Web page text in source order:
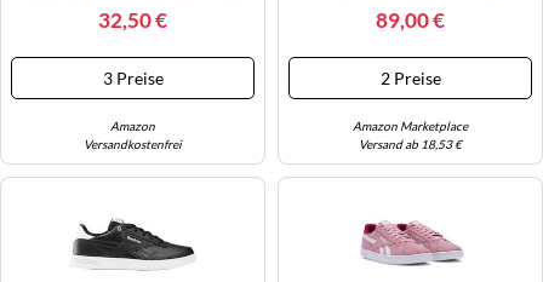
Glitchaqua, Gum, Synthetik,
Sunkissedorange, Glitchaqua,
Gum
32,50 €
3 Preise
Amazon
Versandkostenfrei
11.5 Women/10 Men
89,00 €
2 Preise
Amazon Marketplace
Versand ab 18,53 €